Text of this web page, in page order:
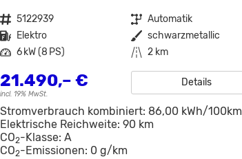
Fahrzeugnr. 5122939 Getriebe Automatik
Kraftstoff Elektro Außenfarbe schwarzmetallic
Leistung 6 kW (8 PS) Kilometerstand 2 km
21.490,– €
incl. 19% MwSt.
Details
Stromverbrauch kombiniert: 86,00 kWh/100km
Elektrische Reichweite: 90 km
CO2-Klasse: A
CO2-Emissionen: 0 g/km